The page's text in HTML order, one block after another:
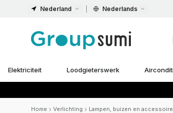
Nederland Nederlands
Elektriciteit Loodgieterswerk
Home Verlichting Lampen, buizen en